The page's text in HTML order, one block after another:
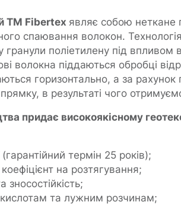
ТМ Fibertex являє собою неткане
спаювання волокон.
поліетилену під
волокна піддаються обробці
горизонтально, а за
в результаті чого
придає високоякісному
термін 25 років);
на розтягування;
зносостійкість;
кислотам та лужним розчинам;